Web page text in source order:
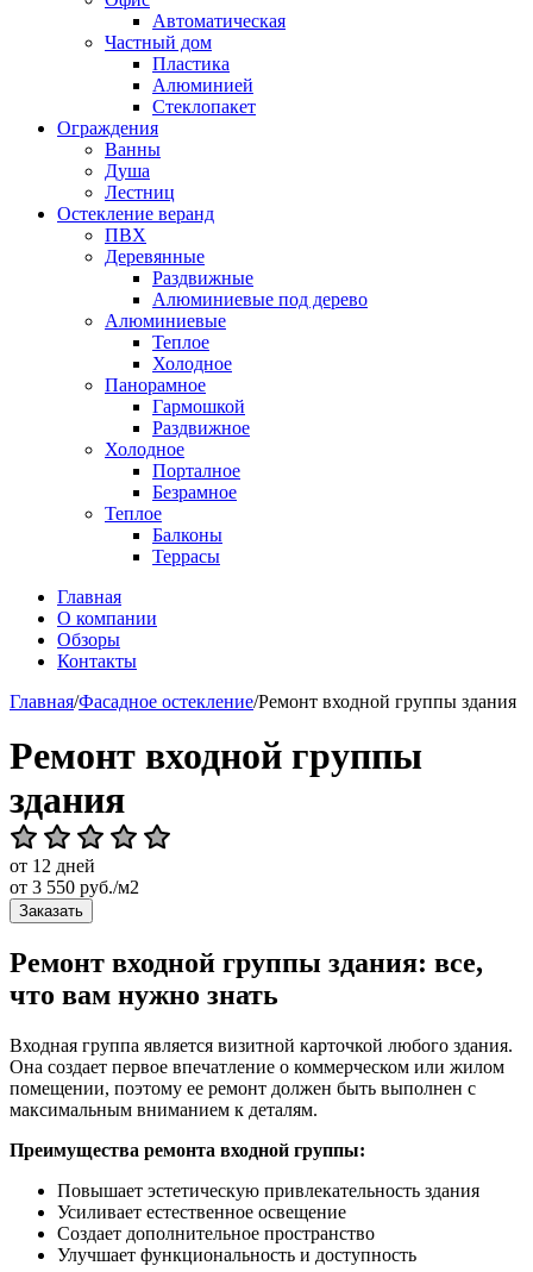
Автоматическая
Частный дом
Пластика
Алюминией
Стеклопакет
Ограждения
Ванны
Душа
Лестниц
Остекление веранд
ПВХ
Деревянные
Раздвижные
Алюминиевые под дерево
Алюминиевые
Теплое
Холодное
Панорамное
Гармошкой
Раздвижное
Холодное
Порталное
Безрамное
Теплое
Балконы
Террасы
Главная
О компании
Обзоры
Контакты
Главная/Фасадное остекление/Ремонт входной группы здания
Ремонт входной группы
здания
от 12 дней
от 3 550 руб./м2
Заказать
Ремонт входной группы здания: все,
что вам нужно знать
Входная группа является визитной карточкой любого здания.
Она создает первое впечатление о коммерческом или жилом
помещении, поэтому ее ремонт должен быть выполнен с
максимальным вниманием к деталям.
Преимущества ремонта входной группы:
Повышает эстетическую привлекательность здания
Усиливает естественное освещение
Создает дополнительное пространство
Улучшает функциональность и доступность